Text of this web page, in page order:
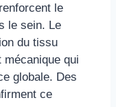
le
le sein. Le
du tissu
qui
globale. Des
ce